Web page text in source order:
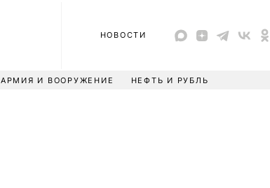
НОВОСТИ
АРМИЯ И ВООРУЖЕНИЕ НЕФТЬ И РУБЛЬ